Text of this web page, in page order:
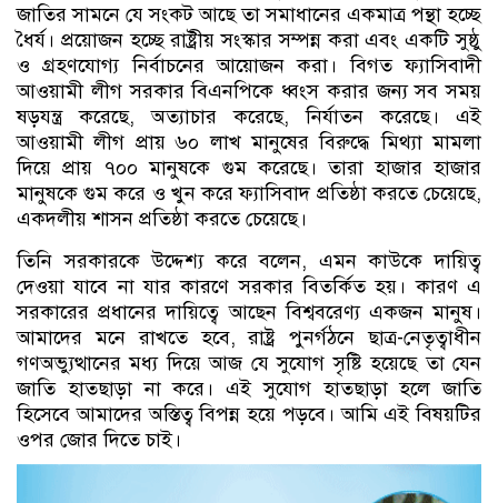
জাতির সামনে যে সংকট আছে তা সমাধানের একমাত্র পন্থা হচ্ছে
ধৈর্য। প্রয়োজন হচ্ছে রাষ্ট্রীয় সংস্কার সম্পন্ন করা এবং একটি সুষ্ঠু
ও গ্রহণযোগ্য নির্বাচনের আয়োজন করা। বিগত ফ্যাসিবাদী
আওয়ামী লীগ সরকার বিএনপিকে ধ্বংস করার জন্য সব সময়
ষড়যন্ত্র করেছে, অত্যাচার করেছে, নির্যাতন করেছে। এই
আওয়ামী লীগ প্রায় ৬০ লাখ মানুষের বিরুদ্ধে মিথ্যা মামলা
দিয়ে প্রায় ৭০০ মানুষকে গুম করেছে। তারা হাজার হাজার
মানুষকে গুম করে ও খুন করে ফ্যাসিবাদ প্রতিষ্ঠা করতে চেয়েছে,
একদলীয় শাসন প্রতিষ্ঠা করতে চেয়েছে।
তিনি সরকারকে উদ্দেশ্য করে বলেন, এমন কাউকে দায়িত্ব
দেওয়া যাবে না যার কারণে সরকার বিতর্কিত হয়। কারণ এ
সরকারের প্রধানের দায়িত্বে আছেন বিশ্ববরেণ্য একজন মানুষ।
আমাদের মনে রাখতে হবে, রাষ্ট্র পুনর্গঠনে ছাত্র-নেতৃত্বাধীন
গণঅভ্যুত্থানের মধ্য দিয়ে আজ যে সুযোগ সৃষ্টি হয়েছে তা যেন
জাতি হাতছাড়া না করে। এই সুযোগ হাতছাড়া হলে জাতি
হিসেবে আমাদের অস্তিত্ব বিপন্ন হয়ে পড়বে। আমি এই বিষয়টির
ওপর জোর দিতে চাই।